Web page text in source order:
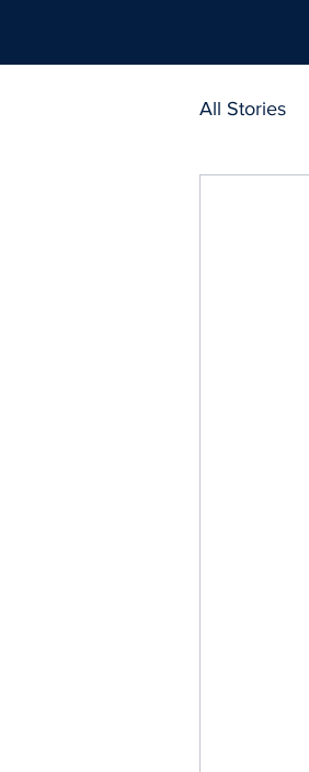
All Stories